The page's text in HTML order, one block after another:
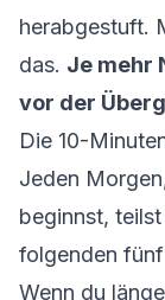
herabgestuft.
das. Je mehr
vor der
Die 10-
Jeden
beginnst,
folgenden
Wenn du